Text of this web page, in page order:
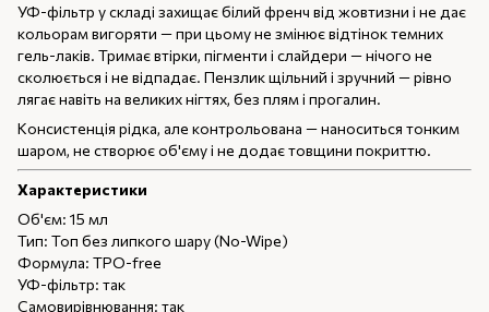
УФ-фільтр у складі захищає білий френч від жовтизни і не дає
кольорам вигоряти — при цьому не змінює відтінок темних
гель-лаків. Тримає втірки, пігменти і слайдери — нічого не
сколюється і не відпадає. Пензлик щільний і зручний — рівно
лягає навіть на великих нігтях, без плям і прогалин.
Консистенція рідка, але контрольована — наноситься тонким
шаром, не створює об'єму і не додає товщини покриттю.
Характеристики
Об'єм: 15 мл
Тип: Топ без липкого шару (No-Wipe)
Формула: TPO-free
УФ-фільтр: так
Самовирівнювання: так